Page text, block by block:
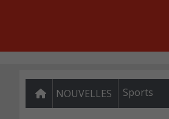
NOUVELLES Sports